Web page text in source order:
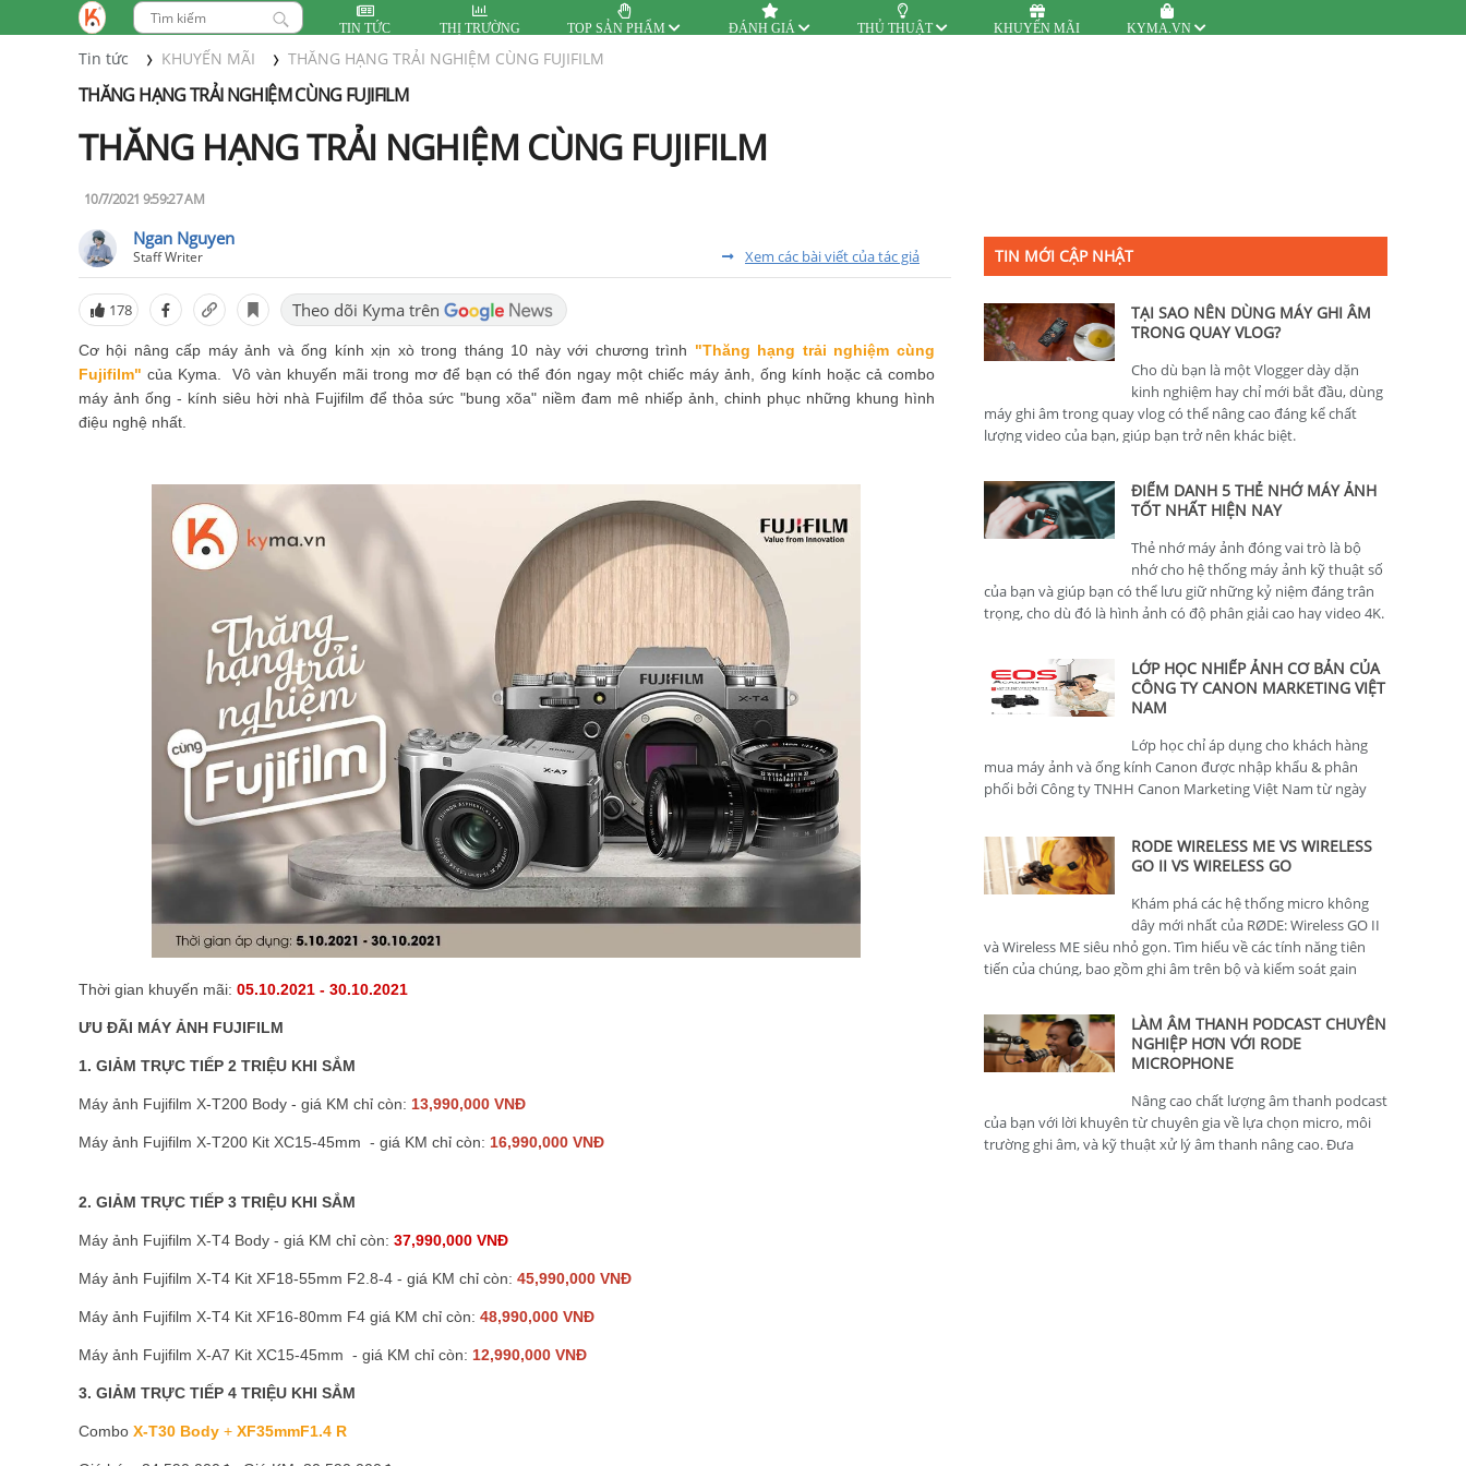
TIN TỨC THỊ TRƯỜNG TOP SẢN PHẨM ĐÁNH GIÁ THỦ THUẬT KHUYẾN MÃI KYMA.VN
Tin tức KHUYẾN MÃI THĂNG HẠNG TRẢI NGHIỆM CÙNG FUJIFILM
THĂNG HẠNG TRẢI NGHIỆM CÙNG FUJIFILM
THĂNG HẠNG TRẢI NGHIỆM CÙNG FUJIFILM
10/7/2021 9:59:27 AM
Ngan Nguyen
Staff Writer Xem các bài viết của tác giả
178 Theo dõi Kyma trên
Cơ hội nâng cấp máy ảnh và ống kính xịn xò trong tháng 10 này với chương trình "Thăng hạng trải nghiệm cùng
Fujifilm" của Kyma. Vô vàn khuyến mãi trong mơ để bạn có thể đón ngay một chiếc máy ảnh, ống kính hoặc cả combo
máy ảnh ống - kính siêu hời nhà Fujifilm để thỏa sức "bung xõa" niềm đam mê nhiếp ảnh, chinh phục những khung hình
điệu nghệ nhất.
Thời gian khuyến mãi: 05.10.2021 - 30.10.2021
ƯU ĐÃI MÁY ẢNH FUJIFILM
1. GIẢM TRỰC TIẾP 2 TRIỆU KHI SẮM
Máy ảnh Fujifilm X-T200 Body - giá KM chỉ còn: 13,990,000 VNĐ
Máy ảnh Fujifilm X-T200 Kit XC15-45mm - giá KM chỉ còn: 16,990,000 VNĐ
2. GIẢM TRỰC TIẾP 3 TRIỆU KHI SẮM
Máy ảnh Fujifilm X-T4 Body - giá KM chỉ còn: 37,990,000 VNĐ
Máy ảnh Fujifilm X-T4 Kit XF18-55mm F2.8-4 - giá KM chỉ còn: 45,990,000 VNĐ
Máy ảnh Fujifilm X-T4 Kit XF16-80mm F4 giá KM chỉ còn: 48,990,000 VNĐ
Máy ảnh Fujifilm X-A7 Kit XC15-45mm - giá KM chỉ còn: 12,990,000 VNĐ
3. GIẢM TRỰC TIẾP 4 TRIỆU KHI SẮM
Combo X-T30 Body + XF35mmF1.4 R
TIN MỚI CẬP NHẬT
TẠI SAO NÊN DÙNG MÁY GHI ÂM
TRONG QUAY VLOG?
Cho dù bạn là một Vlogger dày dặn
kinh nghiệm hay chỉ mới bắt đầu, dùng
máy ghi âm trong quay vlog có thể nâng cao đáng kể chất
lượng video của bạn, giúp bạn trở nên khác biệt.
ĐIỂM DANH 5 THẺ NHỚ MÁY ẢNH
TỐT NHẤT HIỆN NAY
Thẻ nhớ máy ảnh đóng vai trò là bộ
nhớ cho hệ thống máy ảnh kỹ thuật số
của bạn và giúp bạn có thể lưu giữ những kỷ niệm đáng trân
trọng, cho dù đó là hình ảnh có độ phân giải cao hay video 4K.
LỚP HỌC NHIẾP ẢNH CƠ BẢN CỦA
CÔNG TY CANON MARKETING VIỆT
NAM
Lớp học chỉ áp dụng cho khách hàng
mua máy ảnh và ống kính Canon được nhập khẩu & phân
phối bởi Công ty TNHH Canon Marketing Việt Nam từ ngày
RODE WIRELESS ME VS WIRELESS
GO II VS WIRELESS GO
Khám phá các hệ thống micro không
dây mới nhất của RØDE: Wireless GO II
và Wireless ME siêu nhỏ gọn. Tìm hiểu về các tính năng tiên
tiến của chúng, bao gồm ghi âm trên bộ và kiểm soát gain
LÀM ÂM THANH PODCAST CHUYÊN
NGHIỆP HƠN VỚI RODE
MICROPHONE
Nâng cao chất lượng âm thanh podcast
của bạn với lời khuyên từ chuyên gia về lựa chọn micro, môi
trường ghi âm, và kỹ thuật xử lý âm thanh nâng cao. Đưa